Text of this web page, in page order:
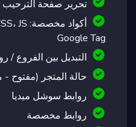
تحرير صفحة الترحيب
Google Tag
التبديل بين الفروع /
حالة المتجر (مفتوح -
روابط سوشل ميديا
روابط مخصصة